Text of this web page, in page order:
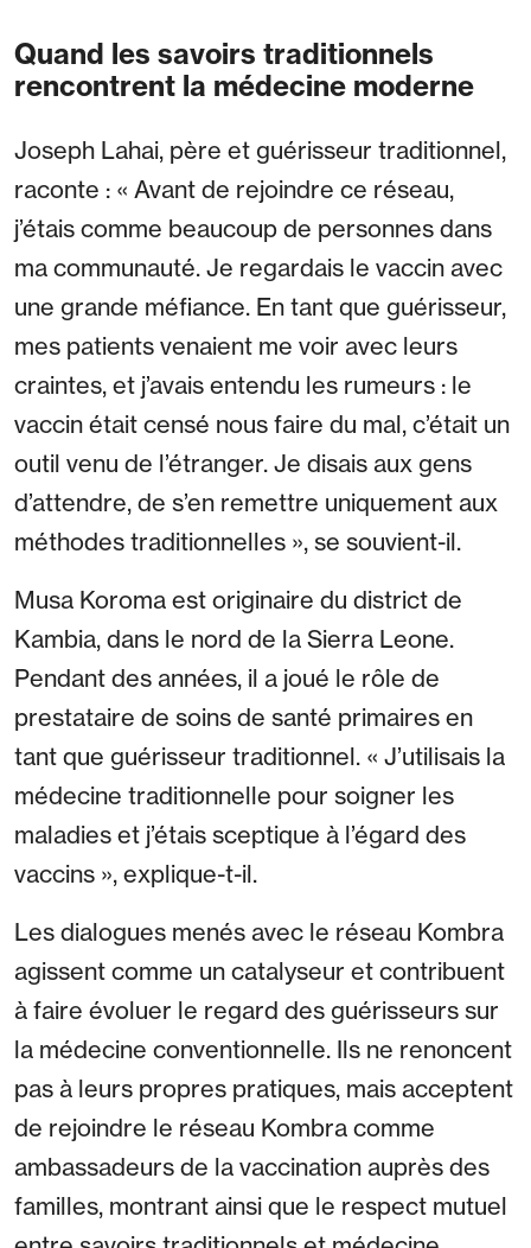
Quand les savoirs traditionnels
rencontrent la médecine moderne
Joseph Lahai, père et guérisseur traditionnel,
raconte : « Avant de rejoindre ce réseau,
j’étais comme beaucoup de personnes dans
ma communauté. Je regardais le vaccin avec
une grande méfiance. En tant que guérisseur,
mes patients venaient me voir avec leurs
craintes, et j’avais entendu les rumeurs : le
vaccin était censé nous faire du mal, c’était un
outil venu de l’étranger. Je disais aux gens
d’attendre, de s’en remettre uniquement aux
méthodes traditionnelles », se souvient-il.
Musa Koroma est originaire du district de
Kambia, dans le nord de la Sierra Leone.
Pendant des années, il a joué le rôle de
prestataire de soins de santé primaires en
tant que guérisseur traditionnel. « J’utilisais la
médecine traditionnelle pour soigner les
maladies et j’étais sceptique à l’égard des
vaccins », explique-t-il.
Les dialogues menés avec le réseau Kombra
agissent comme un catalyseur et contribuent
à faire évoluer le regard des guérisseurs sur
la médecine conventionnelle. Ils ne renoncent
pas à leurs propres pratiques, mais acceptent
de rejoindre le réseau Kombra comme
ambassadeurs de la vaccination auprès des
familles, montrant ainsi que le respect mutuel